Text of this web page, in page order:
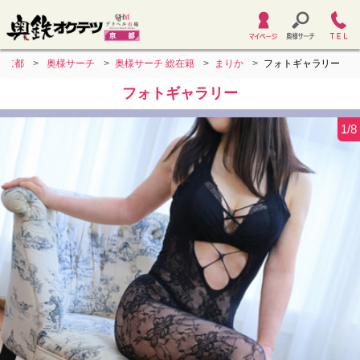
京都 奥様サーチ 奥様サーチ 総在籍 まりか フォトギャラリー
フォトギャラリー
1/8